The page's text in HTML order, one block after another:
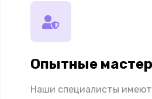
Опытные
Наши специалисты